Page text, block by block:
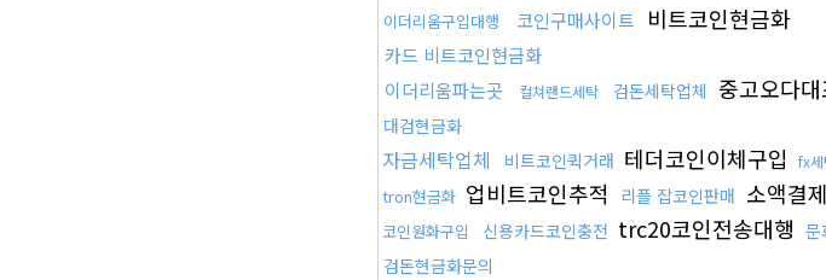
이더리움구입대행 코인구매사이트 비트코인현금화
카드 비트코인현금화
이더리움파는곳
컬쳐랜드세탁 검돈세탁업체 중고오다
대검현금화
자금세탁업체 비트코인퀵거래 테더코인이체구입 fx세
tron현금화 업비트코인추적 리플 잡코인판매 소액결
코인원화구입 신용카드코인충전 trc20코인전송대행 문
검돈현금화문의